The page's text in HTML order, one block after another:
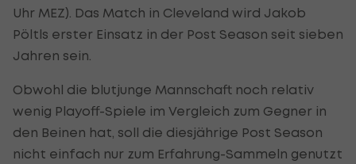
Uhr MEZ). Das Match in Cleveland wird Jakob
Pöltls erster Einsatz in der Post Season seit sieben
Jahren sein.
Obwohl die blutjunge Mannschaft noch relativ
wenig Playoff-Spiele im Vergleich zum Gegner in
den Beinen hat, soll die diesjährige Post Season
nicht einfach nur zum Erfahrung-Sammeln genutzt